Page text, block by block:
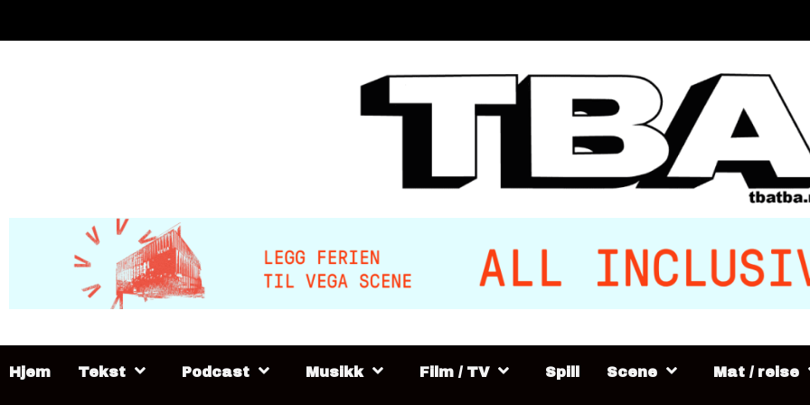
to
Hjem Tekst Podcast Musikk Film / TV Spill Scene Mat / reise